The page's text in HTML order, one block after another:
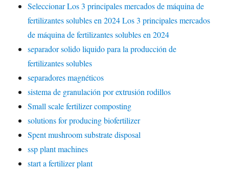
Seleccionar Los 3 principales mercados de máquina de
fertilizantes solubles en 2024 Los 3 principales mercados
de máquina de fertilizantes solubles en 2024
separador solido liquido para la producción de
fertilizantes solubles
separadores magnéticos
sistema de granulación por extrusión rodillos
Small scale fertilizer composting
solutions for producing biofertilizer
Spent mushroom substrate disposal
ssp plant machines
start a fertilizer plant